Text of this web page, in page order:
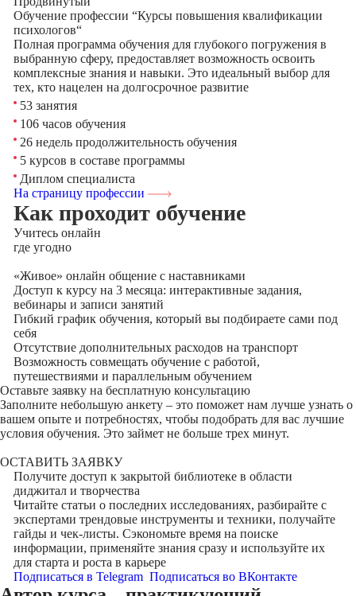
Обучение профессии “Курсы повышения квалификации
психологов“
Полная программа обучения для глубокого погружения в
выбранную сферу, предоставляет возможность освоить
комплексные знания и навыки. Это идеальный выбор для
тех, кто нацелен на долгосрочное развитие
53 занятия
106 часов обучения
26 недель продолжительность обучения
5 курсов в составе программы
Диплом специалиста
На страницу профессии
Как проходит обучение
Учитесь онлайн
где угодно
«Живое» онлайн общение с наставниками
Доступ к курсу на 3 месяца: интерактивные задания,
вебинары и записи занятий
Гибкий график обучения, который вы подбираете сами под
себя
Отсутствие дополнительных расходов на транспорт
Возможность совмещать обучение с работой,
путешествиями и параллельным обучением
Оставьте заявку на бесплатную консультацию
Заполните небольшую анкету – это поможет нам лучше узнать о
вашем опыте и потребностях, чтобы подобрать для вас лучшие
условия обучения. Это займет не больше трех минут.
ОСТАВИТЬ ЗАЯВКУ
Получите доступ к закрытой библиотекев области
диджитал и творчества
Читайте статьи о последних исследованиях, разбирайте с
экспертами трендовые инструменты и техники, получайте
гайды и чек-листы. Сэкономьте время на поиске
информации, применяйте знания сразу и используйте их
для старта и роста в карьере
Подписаться в Telegram Подписаться во ВКонтакте